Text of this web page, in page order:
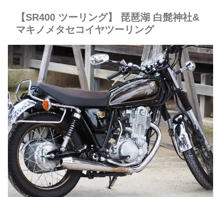
【SR400 ツーリング】 琵琶湖 白髭神社&
マキノメタセコイヤツーリング